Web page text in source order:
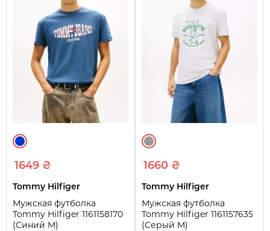
1649 ₴
Tommy Hilfiger
Мужская футболка
Tommy Hilfiger 1161158170
(Синий M)
1660 ₴
Tommy Hilfiger
Мужская футболка
Tommy Hilfiger 1161157635
(Серый M)